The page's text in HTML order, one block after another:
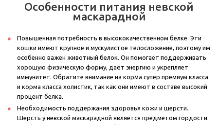
Особенности питания невской
маскарадной
Повышенная потребность в высококачественном белке. Эти
кошки имеют крупное и мускулистое телосложение, поэтому им
особенно важен животный белок. Он помогает поддерживать
хорошую физическую форму, даёт энергию и укрепляет
иммунитет. Обратите внимание на корма супер премиум класса
и корма класса холистик, так как они имеют в составе высокий
процент белка.
Необходимость поддержания здоровья кожи и шерсти.
Шерсть у невской маскарадной является предметом гордости.